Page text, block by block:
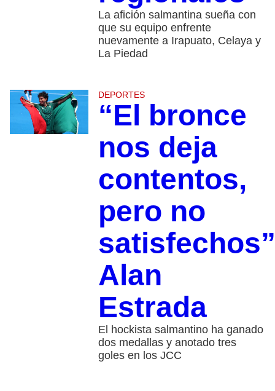
La afición salmantina sueña con
que su equipo enfrente
nuevamente a Irapuato, Celaya y
La Piedad
DEPORTES
“El bronce
nos deja
contentos,
pero no
Alan
Estrada
El hockista salmantino ha ganado
dos medallas y anotado tres
goles en los JCC